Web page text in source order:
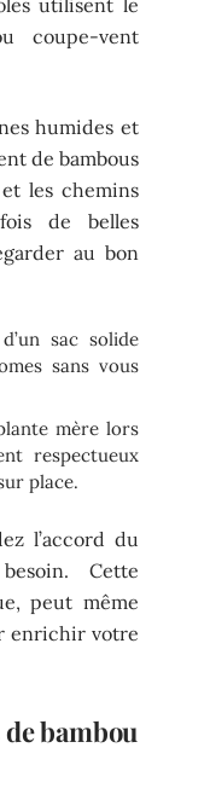
utilisent le
coupe-vent
humides et
de bambous
les chemins
de belles
au bon
sac solide
sans vous
mère lors
respectueux
place.
l’accord du
Cette
peut même
enrichir votre
bambou